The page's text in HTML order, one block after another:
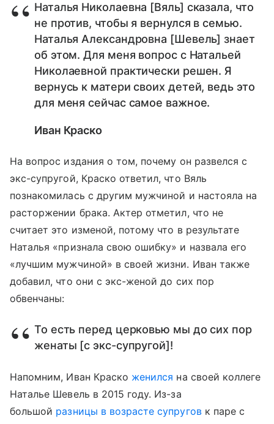
Наталья Николаевна [Вяль] сказала, что
не против, чтобы я вернулся в семью.
Наталья Александровна [Шевель] знает
об этом. Для меня вопрос с Натальей
Николаевной практически решен. Я
вернусь к матери своих детей, ведь это
для меня сейчас самое важное.
Иван Краско
На вопрос издания о том, почему он развелся с
экс-супругой, Краско ответил, что Вяль
познакомилась с другим мужчиной и настояла на
расторжении брака. Актер отметил, что не
считает это изменой, потому что в результате
Наталья «признала свою ошибку» и назвала его
«лучшим мужчиной» в своей жизни. Иван также
добавил, что они с экс-женой до сих пор
обвенчаны:
То есть перед церковью мы до сих пор
женаты [с экс-супругой]!
Напомним, Иван Краско женился на своей коллеге
Наталье Шевель в 2015 году. Из-за
большой разницы в возрасте супруговк паре с